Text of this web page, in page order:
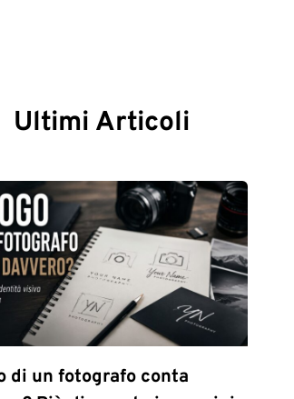
Ultimi Articoli
di un fotografo conta